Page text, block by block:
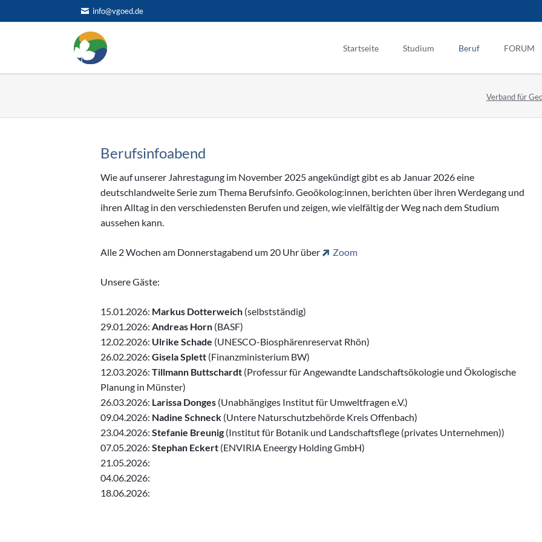
info@vgoed.de
Startseite Studium Beruf
Berufsbilder
Industrie, Gewerbe
Ingenieur-,
FORUM
Ausgaben
Verband für
Berufsinfoabend
Wie auf unserer Jahrestagung im November 2025 angekündigt gibt es ab Januar 2026 eine
deutschlandweite Serie zum Thema Berufsinfo. Geoökolog:innen, berichten über ihren Werdegang und
ihren Alltag in den verschiedensten Berufen und zeigen, wie vielfältig der Weg nach dem Studium
aussehen kann.
Alle 2 Wochen am Donnerstagabend um 20 Uhr über Zoom
Unsere Gäste:
15.01.2026: Markus Dotterweich (selbstständig)
29.01.2026: Andreas Horn (BASF)
12.02.2026: Ulrike Schade (UNESCO-Biosphärenreservat Rhön)
26.02.2026: Gisela Splett (Finanzministerium BW)
12.03.2026: Tillmann Buttschardt (Professur für Angewandte Landschaftsökologie und Ökologische
Planung in Münster)
26.03.2026: Larissa Donges (Unabhängiges Institut für Umweltfragen e.V.)
09.04.2026: Nadine Schneck (Untere Naturschutzbehörde Kreis Offenbach)
23.04.2026: Stefanie Breunig (Institut für Botanik und Landschaftsflege (privates Unternehmen))
07.05.2026: Stephan Eckert (ENVIRIA Eneergy Holding GmbH)
21.05.2026:
04.06.2026:
18.06.2026: